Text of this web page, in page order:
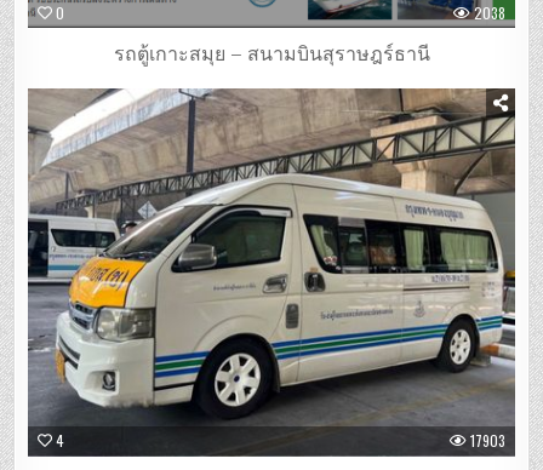
0 2038
รถตู้เกาะสมุย – สนามบินสุราษฎร์ธานี
4 17903